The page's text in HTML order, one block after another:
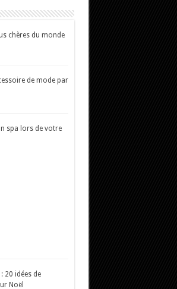
chères du monde
de mode par
spa lors de votre
20 idées de
Noël